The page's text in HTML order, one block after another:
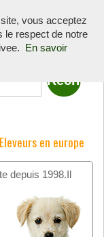
Toggle
en europe
depuis 1998.
vous acceptez
le respect de notre
En savoir